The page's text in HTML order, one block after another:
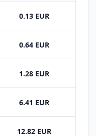
0.13 EUR
0.64 EUR
1.28 EUR
6.41 EUR
12.82 EUR